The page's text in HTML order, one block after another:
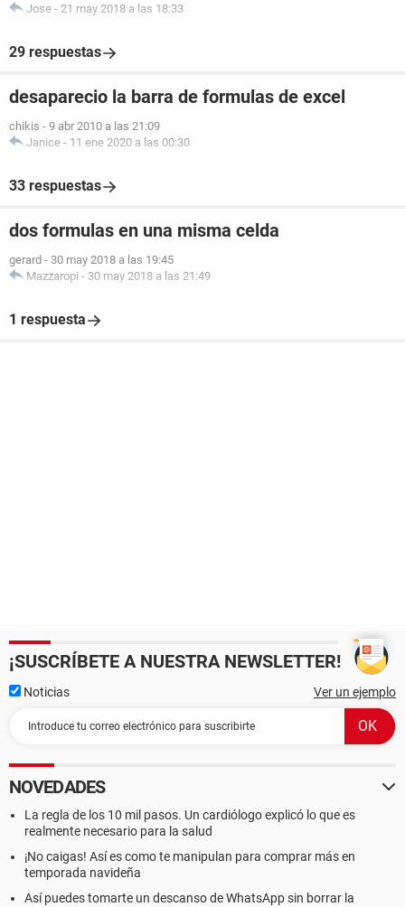
Jose - 21 may 2018 a las 18:33
29 respuestas
desaparecio la barra de formulas de excel
chikis - 9 abr 2010 a las 21:09
Janice - 11 ene 2020 a las 00:30
33 respuestas
dos formulas en una misma celda
gerard - 30 may 2018 a las 19:45
Mazzaropi - 30 may 2018 a las 21:49
1 respuesta
¡SUSCRÍBETE A NUESTRA NEWSLETTER!
Noticias Ver un ejemplo
NOVEDADES
La regla de los 10 mil pasos. Un cardiólogo explicó lo que es
realmente necesario para la salud
¡No caigas! Así es como te manipulan para comprar más en
temporada navideña
Así puedes tomarte un descanso de WhatsApp sin borrar la